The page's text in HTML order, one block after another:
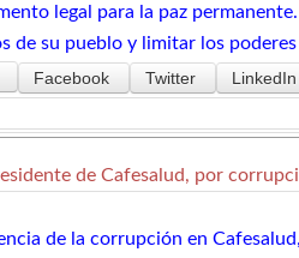
legal para la paz
su pueblo y limitar los
Facebook Twitter LinkedIn
de Cafesalud, por
de la corrupción en